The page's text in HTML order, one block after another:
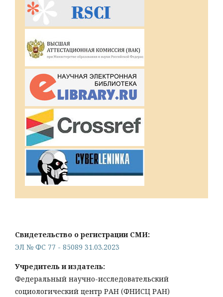
Свидетельство о регистрации СМИ:
ЭЛ № ФС 77 - 85089 31.03.2023
Учредитель и издатель:
Федеральный научно-исследовательский
социологический центр РАН (ФНИСЦ РАН)